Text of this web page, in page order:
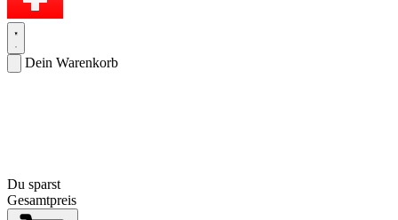
Dein Warenkorb
Du sparst
Gesamtpreis